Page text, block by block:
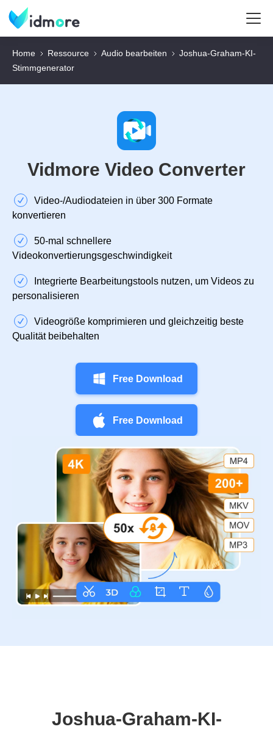
Home Ressource Audio bearbeiten
Joshua-Graham-KI-
Stimmgenerator
Vidmore Video Converter
Video‑/Audiodateien in über 300 Formate
konvertieren
50‑mal schnellere
Videokonvertierungsgeschwindigkeit
Integrierte Bearbeitungstools nutzen, um Videos zu
personalisieren
Videogröße komprimieren und gleichzeitig beste
Qualität beibehalten
Free Download
Free Download
Joshua-Graham-KI-